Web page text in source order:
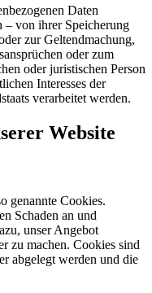
Daten
– von ihrer Speicherung
zur Geltendmachung,
oder zum
oder juristischen Person
Interesses der
verarbeitet werden.
Website
genannte Cookies.
Schaden an und
unser Angebot
zu machen. Cookies sind
abgelegt werden und die